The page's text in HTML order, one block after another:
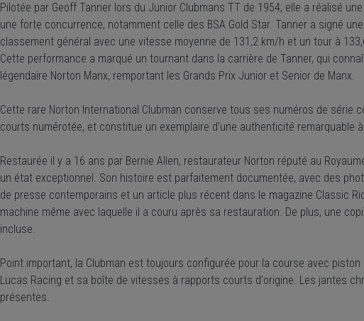
Pilotée par Geoff Tanner lors du Junior Clubmans TT de 1954, elle a réalisé
une forte concurrence, notamment celle des BSA Gold Star. Tanner a signé
classement général avec une vitesse moyenne de 131,2 km/h et un tour à
Cette performance a marqué un tournant dans la carrière de Tanner, qui
légendaire Norton Manx, remportant les Grands Prix Junior et Senior de Manx.
Cette rare Norton International Clubman conserve tous ses numéros de
courts numérotée, et constitue un exemplaire d'une authenticité remarquable
Restaurée il y a 16 ans par Bernie Allen, restaurateur Norton réputé au
un état exceptionnel. Son histoire est parfaitement documentée, avec des
de presse contemporains et un article plus récent dans le magazine Classic
machine même avec laquelle il a couru après sa restauration. De plus, une
incluse.
Point important, la Clubman est toujours configurée pour la course avec
Lucas Racing et sa boîte de vitesses à rapports courts d'origine. Les jantes
présentes.